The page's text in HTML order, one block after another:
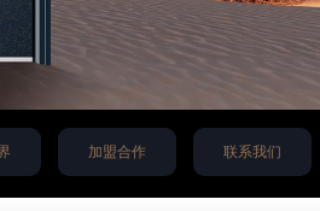
加盟合作 联系我们